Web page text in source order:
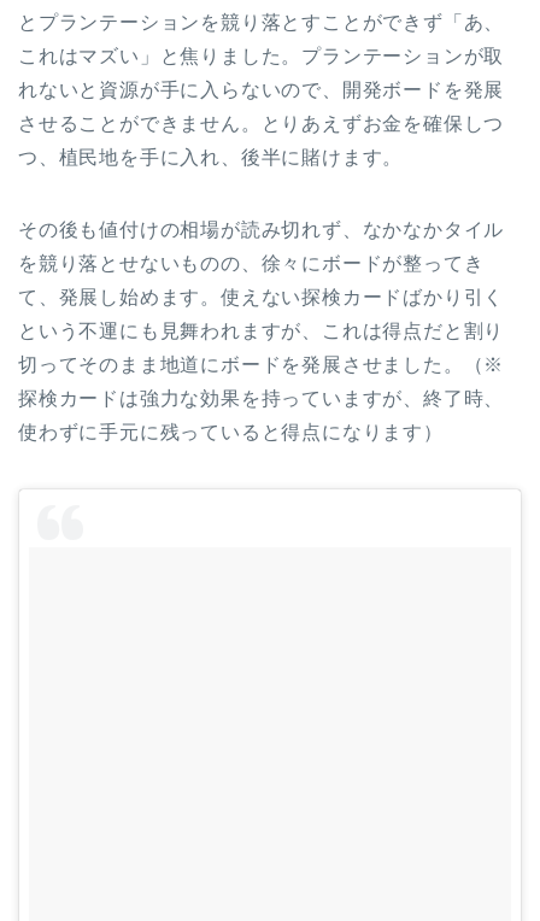
とプランテーションを競り落とすことができず「あ、
これはマズい」と焦りました。プランテーションが取
れないと資源が手に入らないので、開発ボードを発展
させることができません。とりあえずお金を確保しつ
つ、植民地を手に入れ、後半に賭けます。
その後も値付けの相場が読み切れず、なかなかタイル
を競り落とせないものの、徐々にボードが整ってき
て、発展し始めます。使えない探検カードばかり引く
という不運にも見舞われますが、これは得点だと割り
切ってそのまま地道にボードを発展させました。（※
探検カードは強力な効果を持っていますが、終了時、
使わずに手元に残っていると得点になります）